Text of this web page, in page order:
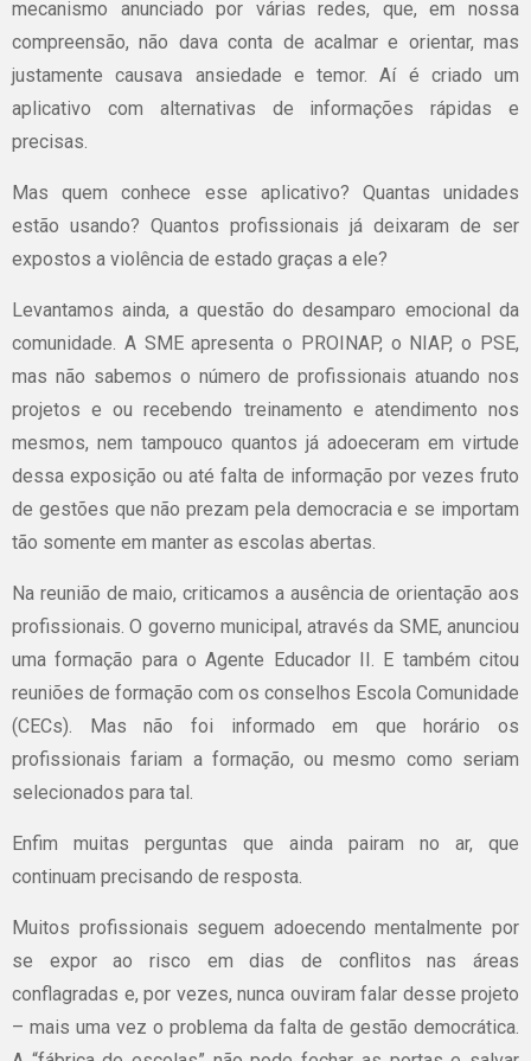
mecanismo anunciado por várias redes, que, em nossa
compreensão, não dava conta de acalmar e orientar, mas
justamente causava ansiedade e temor. Aí é criado um
aplicativo com alternativas de informações rápidas e
precisas.
Mas quem conhece esse aplicativo? Quantas unidades
estão usando? Quantos profissionais já deixaram de ser
expostos a violência de estado graças a ele?
Levantamos ainda, a questão do desamparo emocional da
comunidade. A SME apresenta o PROINAP, o NIAP, o PSE,
mas não sabemos o número de profissionais atuando nos
projetos e ou recebendo treinamento e atendimento nos
mesmos, nem tampouco quantos já adoeceram em virtude
dessa exposição ou até falta de informação por vezes fruto
de gestões que não prezam pela democracia e se importam
tão somente em manter as escolas abertas.
Na reunião de maio, criticamos a ausência de orientação aos
profissionais. O governo municipal, através da SME, anunciou
uma formação para o Agente Educador II. E também citou
reuniões de formação com os conselhos Escola Comunidade
(CECs). Mas não foi informado em que horário os
profissionais fariam a formação, ou mesmo como seriam
selecionados para tal.
Enfim muitas perguntas que ainda pairam no ar, que
continuam precisando de resposta.
Muitos profissionais seguem adoecendo mentalmente por
se expor ao risco em dias de conflitos nas áreas
conflagradas e, por vezes, nunca ouviram falar desse projeto
– mais uma vez o problema da falta de gestão democrática.